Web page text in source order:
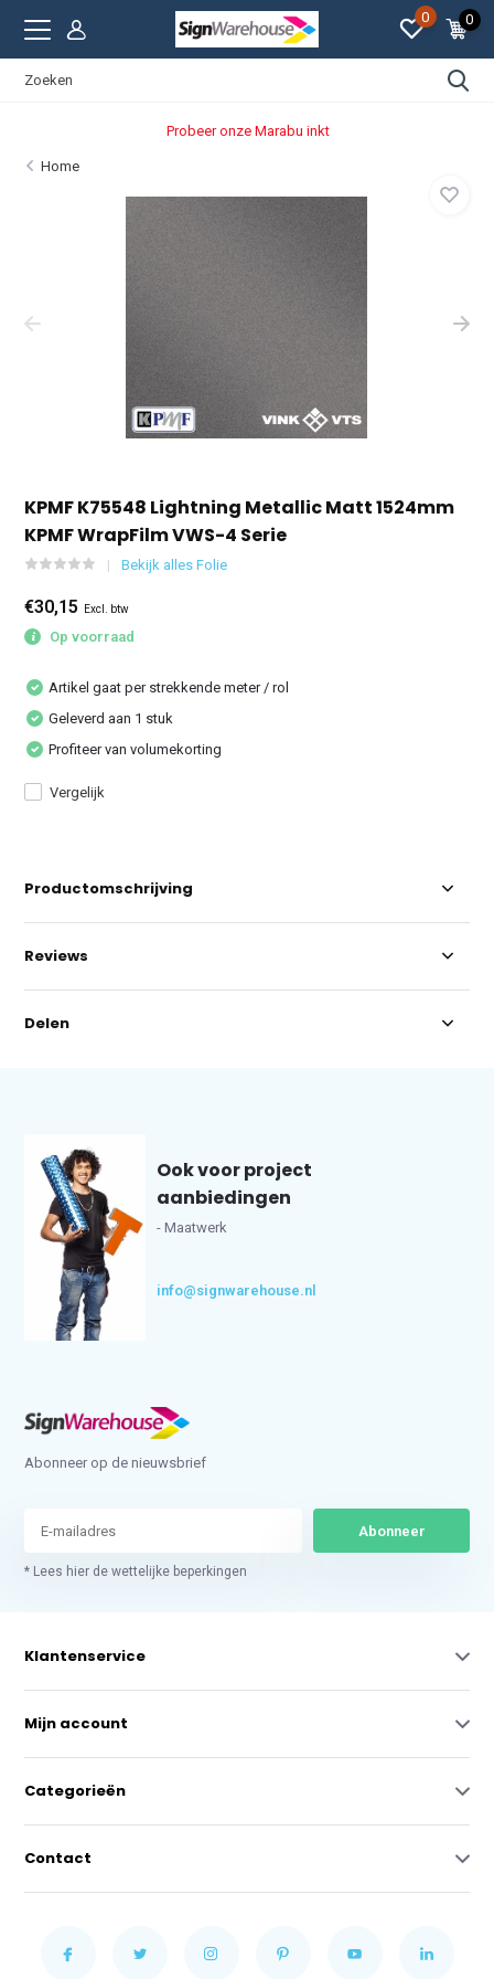
0 0
Probeer onze Marabu inkt
Home
KPMF K75548 Lightning Metallic Matt 1524mm
KPMF WrapFilm VWS-4 Serie
Bekijk alles Folie
€30,15 Excl. btw
Op voorraad
Artikel gaat per strekkende meter / rol
Geleverd aan 1 stuk
Profiteer van volumekorting
Vergelijk
Productomschrijving
Reviews
Delen
Ook voor project
aanbiedingen
- Maatwerk
info@signwarehouse.nl
Abonneer op de nieuwsbrief
Abonneer
* Lees hier de wettelijke beperkingen
Klantenservice
Mijn account
Categorieën
Contact